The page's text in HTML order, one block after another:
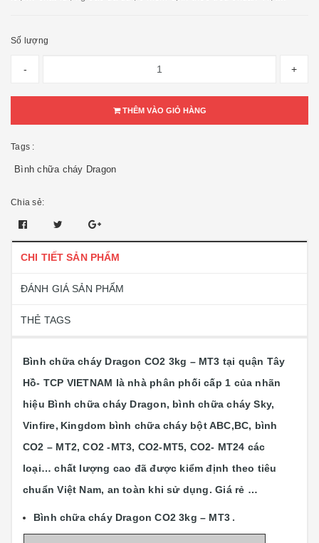
Số lượng
- +
THÊM VÀO GIỎ HÀNG
Tags :
Bình chữa cháy Dragon
Chia sẻ:
CHI TIẾT SẢN PHẨM
ĐÁNH GIÁ SẢN PHẨM
THẺ TAGS
Bình chữa cháy Dragon CO2 3kg – MT3 tại quận Tây
Hồ- TCP VIETNAM là nhà phân phối cấp 1 của nhãn
hiệu Bình chữa cháy Dragon, bình chữa cháy Sky,
Vinfire, Kingdom bình chữa cháy bột ABC,BC, bình
CO2 – MT2, CO2 -MT3, CO2-MT5, CO2- MT24 các
loại… chất lượng cao đã được kiểm định theo tiêu
chuẩn Việt Nam, an toàn khi sử dụng. Giá rẻ …
Bình chữa cháy Dragon CO2 3kg – MT3 .